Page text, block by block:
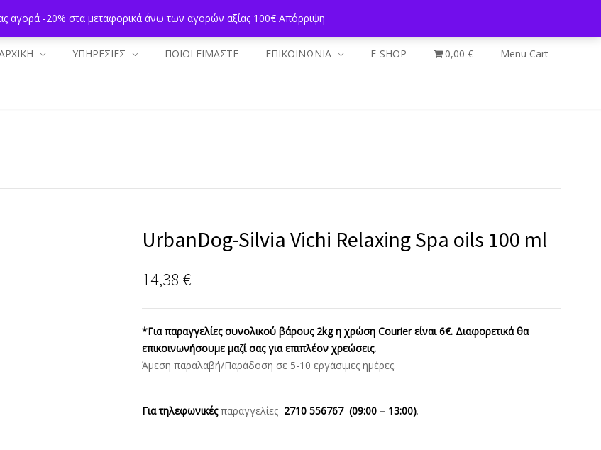
ΥΠΗΡΕΣΙΕΣ ΠΟΙΟΙ ΕΙΜΑΣΤΕ ΕΠΙΚΟΙΝΩΝΙΑ E-SHOP 0,00 € Menu Cart
UrbanDog-Silvia Vichi Relaxing Spa oils 100 ml
14,38 €
*Για παραγγελίες συνολικού βάρους 2kg η χρώση Courier είναι 6€. Διαφορετικά θα
επικοινωνήσουμε μαζί σας για επιπλέον χρεώσεις.
Άμεση παραλαβή/Παράδοση σε 5-10 εργάσιμες ημέρες.
Για τηλεφωνικέςπαραγγελίες 2710 556767 (09:00 – 13:00).
αγορά -20% στα μεταφορικά άνω των αγορών αξίας 100€ Απόρριψη